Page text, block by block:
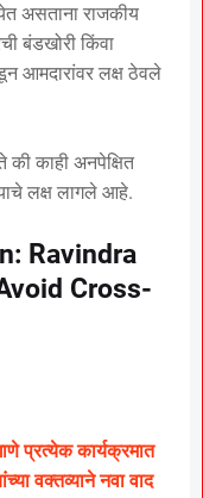
असताना राजकीय
बंडखोरी किंवा
आमदारांवर लक्ष ठेवले
की काही अनपेक्षित
लक्ष लागले आहे.
Ravindra
Cross-
प्रत्येक कार्यक्रमात
वक्तव्याने नवा वाद